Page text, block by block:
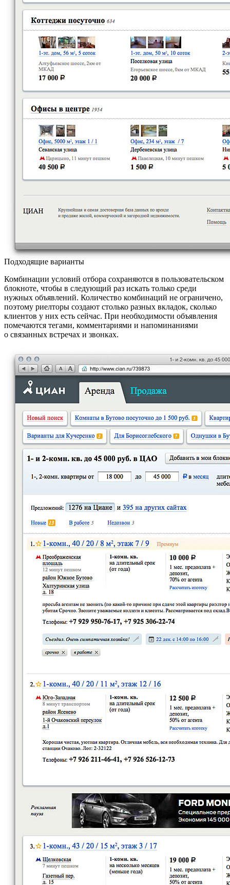
Подходящие варианты
Комбинации условий отбора сохраняются в пользовательском
блокноте, чтобы в следующий раз искать только среди
нужных объявлений. Количество комбинаций не ограничено,
поэтому риелторы создают столько разных вкладок, сколько
клиентов у них есть сейчас. При необходимости объявления
помечаются тегами, комментариями и напоминаниями
о связанных встречах и звонках.